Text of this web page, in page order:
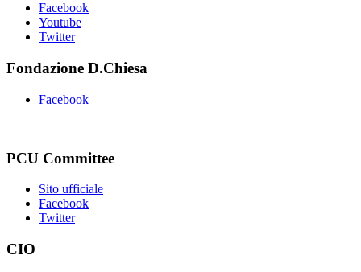
Facebook
Youtube
Twitter
Fondazione D.Chiesa
Facebook
PCU Committee
Sito ufficiale
Facebook
Twitter
CIO